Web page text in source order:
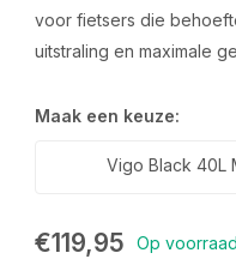
voor fietsers die
uitstraling en maximale
Maak een keuze:
Vigo Black 40L
€119,95 Op voorraad